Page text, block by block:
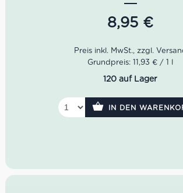
lebendige Frische und feine
unverwechselbarer italienischer
Desserts, gesellige Abende oder als
8,95 €
Grundpreis: 11,93 € / 1 l
120 auf Lager
IN DEN